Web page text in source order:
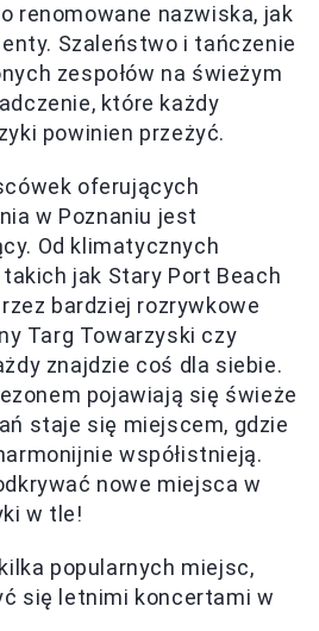
renomowane nazwiska, jak
Szaleństwo i tańczenie
zespołów na świeżym
które każdy
powinien przeżyć.
oferujących
w Poznaniu jest
Od klimatycznych
jak Stary Port Beach
bardziej rozrywkowe
Targ Towarzyski czy
znajdzie coś dla siebie.
pojawiają się świeże
staje się miejscem, gdzie
współistnieją.
nowe miejsca w
w tle!
popularnych miejsc,
się letnimi koncertami w